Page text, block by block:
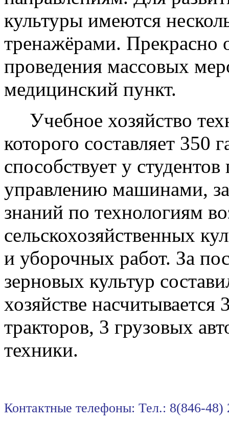
культуры имеются
тренажёрами. Прекрасно
проведения массовых
медицинский пункт.
Учебное хозяйство
которого составляет 350
способствует у
управлению машинами,
знаний по технологиям
сельскохозяйственных
и уборочных работ. За
зерновых культур
хозяйстве
тракторов, 3 грузовых
техники.
Контактные телефоны: Тел.: 8(846-